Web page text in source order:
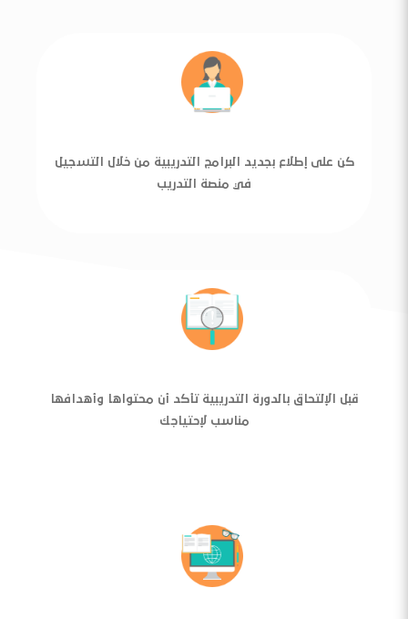
كن على إطلاع بجديد البرامج التدريبية من خلال التسجيل
في منصة التدريب
قبل الإلتحاق بالدورة التدريبية تأكد أن محتواها وأهدافها
مناسب لإحتياجك